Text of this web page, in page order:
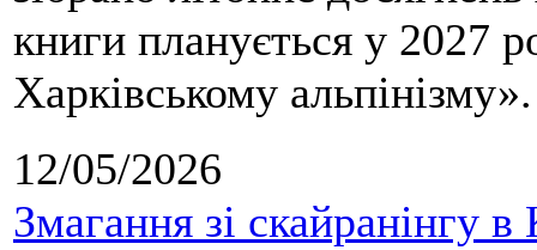
книги планується у 2027
Харківському альпінізму».
12/05/2026
Змагання зі скайранінгу в